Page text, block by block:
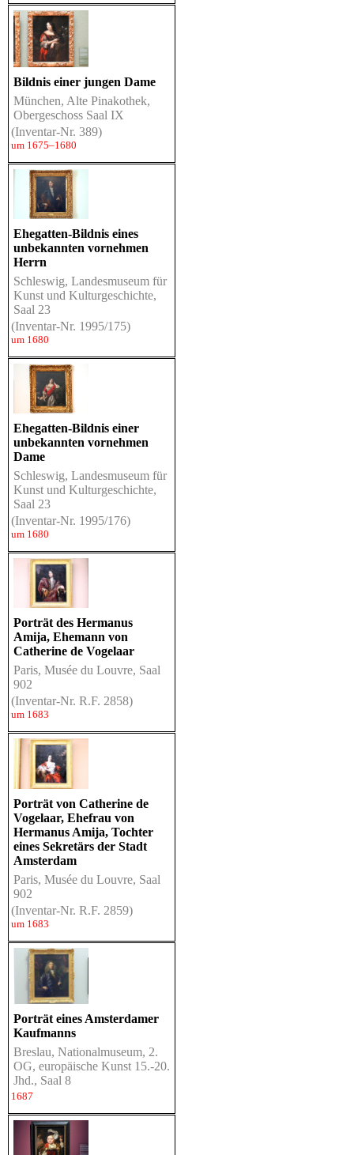
Bildnis einer jungen Dame
München, Alte Pinakothek,
Obergeschoss Saal IX
(Inventar-Nr. 389)
um 1675–1680
Ehegatten-Bildnis eines
unbekannten vornehmen
Herrn
Schleswig, Landesmuseum für
Kunst und Kulturgeschichte,
Saal 23
(Inventar-Nr. 1995/175)
um 1680
Ehegatten-Bildnis einer
unbekannten vornehmen
Dame
Schleswig, Landesmuseum für
Kunst und Kulturgeschichte,
Saal 23
(Inventar-Nr. 1995/176)
um 1680
Porträt des Hermanus
Amija, Ehemann von
Catherine de Vogelaar
Paris, Musée du Louvre, Saal
902
(Inventar-Nr. R.F. 2858)
um 1683
Porträt von Catherine de
Vogelaar, Ehefrau von
Hermanus Amija, Tochter
eines Sekretärs der Stadt
Amsterdam
Paris, Musée du Louvre, Saal
902
(Inventar-Nr. R.F. 2859)
um 1683
Porträt eines Amsterdamer
Kaufmanns
Breslau, Nationalmuseum, 2.
OG, europäische Kunst 15.-20.
Jhd., Saal 8
1687